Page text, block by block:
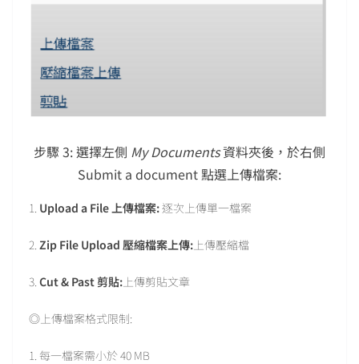
步驟 3: 選擇左側 My Documents資料夾後，於右側
Submit a document 點選上傳檔案:
1. Upload a File 上傳檔案:逐次上傳單一檔案
2. Zip File Upload 壓縮檔案上傳: 上傳壓縮檔
3. Cut & Past 剪貼: 上傳剪貼文章
◎上傳檔案格式限制:
1. 每一檔案需小於 40 MB